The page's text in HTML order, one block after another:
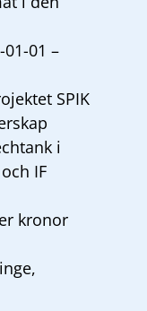
01 –
SPIK
i
IF
kronor